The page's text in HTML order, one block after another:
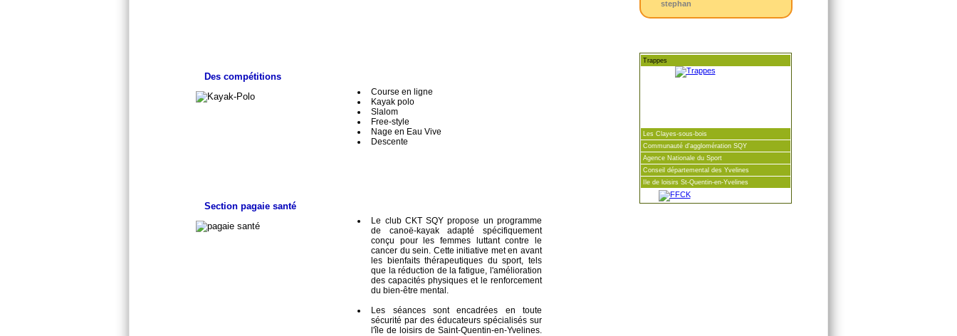
Des compétitions
Course en ligne
Kayak polo
Slalom
Free-style
Nage en Eau Vive
Descente
Section pagaie santé
Le club CKT SQY propose un programme
de canoë-kayak adapté spécifiquement
conçu pour les femmes luttant contre le
cancer du sein. Cette initiative met en avant
les bienfaits thérapeutiques du sport, tels
que la réduction de la fatigue, l'amélioration
des capacités physiques et le renforcement
du bien-être mental.
Les séances sont encadrées en toute
sécurité par des éducateurs spécialisés sur
l'île de loisirs de Saint-Quentin-en-Yvelines.
stephan
Trappes
Les Clayes-sous-bois
Communauté d'agglomération SQY
Agence Nationale du Sport
Conseil départemental des Yvelines
Ile de loisirs St-Quentin-en-Yvelines